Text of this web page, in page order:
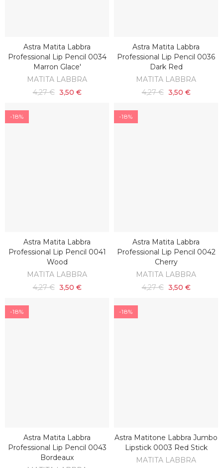
AGGIUNGI AL CARRELLO
Astra Matita Labbra
Professional Lip Pencil 0034
Marron Glace'
MATITA LABBRA
4,27 € 3,50 €
AGGIUNGI AL CARRELLO
Astra Matita Labbra
Professional Lip Pencil 0036
Dark Red
MATITA LABBRA
4,27 € 3,50 €
-18%
AGGIUNGI AL CARRELLO
Astra Matita Labbra
Professional Lip Pencil 0041
Wood
MATITA LABBRA
4,27 € 3,50 €
-18%
AGGIUNGI AL CARRELLO
Astra Matita Labbra
Professional Lip Pencil 0042
Cherry
MATITA LABBRA
4,27 € 3,50 €
-18%
AGGIUNGI AL CARRELLO
Astra Matita Labbra
Professional Lip Pencil 0043
Bordeaux
-18%
AGGIUNGI AL CARRELLO
Astra Matitone Labbra Jumbo
Lipstick 0003 Red Stick
MATITA LABBRA